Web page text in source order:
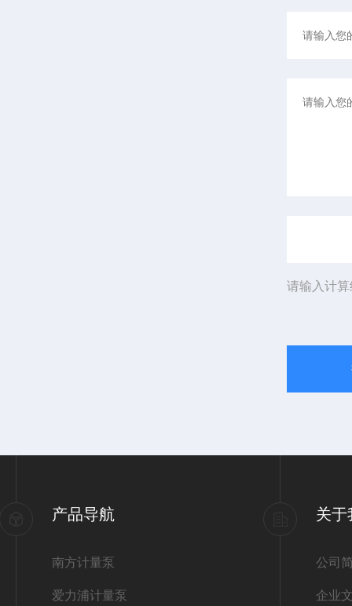
请输入计
产品导航
南方计量泵
爱力浦计量泵
关于
公司
企业